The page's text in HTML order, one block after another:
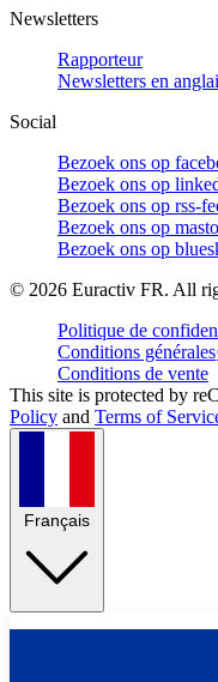
Newsletters
Rapporteur
Newsletters en
Social
Bezoek ons op
Bezoek ons op
Bezoek ons op rss-
Bezoek ons op
Bezoek ons op
© 2026 Euractiv FR. All
Politique de
Conditions générales
Conditions de vente
This site is protected by
Policy and Terms of
Français